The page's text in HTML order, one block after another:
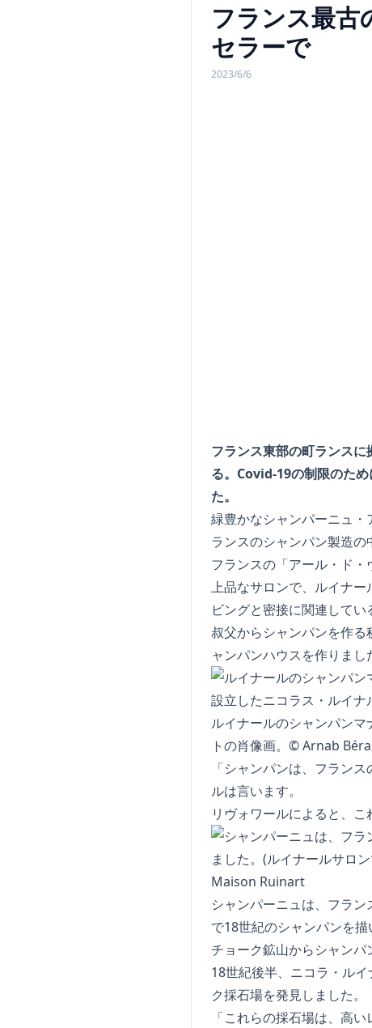
フランス最古
セラーで
2023/6/6
フランス東部の町ランス
る。Covid-19の制限のた
た。
緑豊かなシャンパーニュ
ランスのシャンパン製造の
フランスの「アール・ド・
上品なサロンで、ルイナ
ビングと密接に関連してい
叔父からシャンパンを作
ャンパンハウスを作りまし
ルイナールのシャンパン
トの肖像画。© Arnab
「シャンパンは、フラン
ルは言います。
リヴォワールによると、
シャンパーニュは、フラ
で18世紀のシャンパンを
チョーク鉱山からシャンパ
18世紀後半、ニコラ・ル
ク採石場を発見しました。
「これらの採石場は、高